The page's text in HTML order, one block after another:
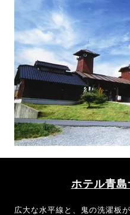
ホテル青
広大な水平線と、鬼の洗濯板